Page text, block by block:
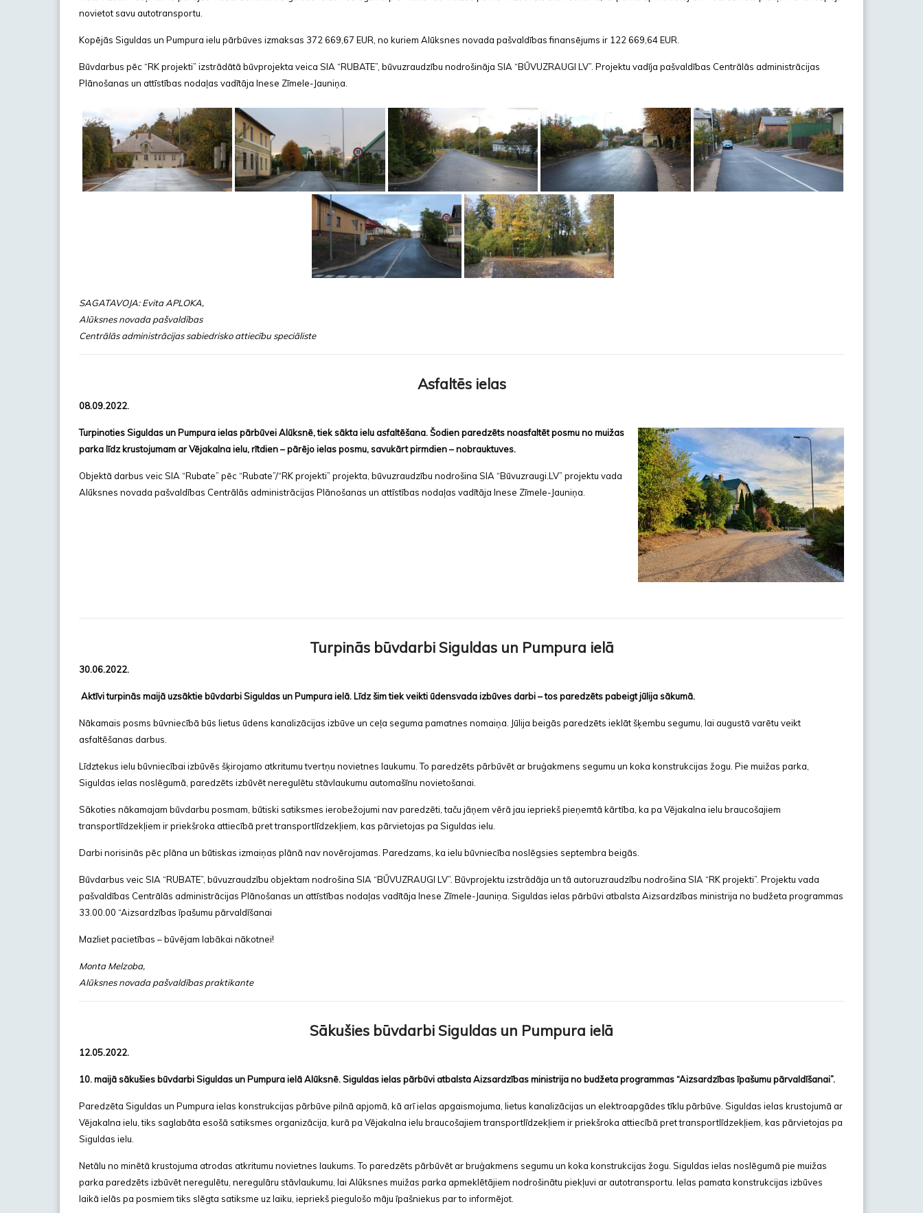
novietot savu autotransportu.
Kopējās Siguldas un Pumpura ielu pārbūves izmaksas 372 669,67 EUR, no kuriem Alūksnes novada pašvaldības finansējums ir 122 669,64 EUR.
Būvdarbus pēc “RK projekti” izstrādātā būvprojekta veica SIA “RUBATE”, būvuzraudzību nodrošināja SIA “BŪVUZRAUGI LV”. Projektu vadīja pašvaldības Centrālās administrācijas
Plānošanas un attīstības nodaļas vadītāja Inese Zīmele-Jauniņa.
SAGATAVOJA: Evita APLOKA,
Alūksnes novada pašvaldības
Centrālās administrācijas sabiedrisko attiecību speciāliste
Asfaltēs ielas
08.09.2022.
Turpinoties Siguldas un Pumpura ielas pārbūvei Alūksnē, tiek sākta ielu asfaltēšana. Šodien paredzēts noasfaltēt posmu no muižas
parka līdz krustojumam ar Vējakalna ielu, rītdien – pārējo ielas posmu, savukārt pirmdien – nobrauktuves.
Objektā darbus veic SIA “Rubate” pēc “Rubate”/“RK projekti” projekta, būvuzraudzību nodrošina SIA “Būvuzraugi.LV” projektu vada
Alūksnes novada pašvaldības Centrālās administrācijas Plānošanas un attīstības nodaļas vadītāja Inese Zīmele-Jauniņa.
Turpinās būvdarbi Siguldas un Pumpura ielā
30.06.2022.
Aktīvi turpinās maijā uzsāktie būvdarbi Siguldas un Pumpura ielā. Līdz šim tiek veikti ūdensvada izbūves darbi – tos paredzēts pabeigt jūlija sākumā.
Nākamais posms būvniecībā būs lietus ūdens kanalizācijas izbūve un ceļa seguma pamatnes nomaiņa. Jūlija beigās paredzēts ieklāt šķembu segumu, lai augustā varētu veikt
asfaltēšanas darbus.
Līdztekus ielu būvniecībai izbūvēs šķirojamo atkritumu tvertņu novietnes laukumu. To paredzēts pārbūvēt ar bruģakmens segumu un koka konstrukcijas žogu. Pie muižas parka,
Siguldas ielas noslēgumā, paredzēts izbūvēt neregulētu stāvlaukumu automašīnu novietošanai.
Sākoties nākamajam būvdarbu posmam, būtiski satiksmes ierobežojumi nav paredzēti, taču jāņem vērā jau iepriekš pieņemtā kārtība, ka pa Vējakalna ielu braucošajiem
transportlīdzekļiem ir priekšroka attiecībā pret transportlīdzekļiem, kas pārvietojas pa Siguldas ielu.
Darbi norisinās pēc plāna un būtiskas izmaiņas plānā nav novērojamas. Paredzams, ka ielu būvniecība noslēgsies septembra beigās.
Būvdarbus veic SIA “RUBATE”, būvuzraudzību objektam nodrošina SIA “BŪVUZRAUGI LV”. Būvprojektu izstrādāja un tā autoruzraudzību nodrošina SIA “RK projekti”. Projektu vada
pašvaldības Centrālās administrācijas Plānošanas un attīstības nodaļas vadītāja Inese Zīmele-Jauniņa. Siguldas ielas pārbūvi atbalsta Aizsardzības ministrija no budžeta programmas
33.00.00 “Aizsardzības īpašumu pārvaldīšanai
Mazliet pacietības – būvējam labākai nākotnei!
Monta Melzoba,
Alūksnes novada pašvaldības praktikante
Sākušies būvdarbi Siguldas un Pumpura ielā
12.05.2022.
10. maijā sākušies būvdarbi Siguldas un Pumpura ielā Alūksnē. Siguldas ielas pārbūvi atbalsta Aizsardzības ministrija no budžeta programmas “Aizsardzības īpašumu pārvaldīšanai”.
Paredzēta Siguldas un Pumpura ielas konstrukcijas pārbūve pilnā apjomā, kā arī ielas apgaismojuma, lietus kanalizācijas un elektroapgādes tīklu pārbūve. Siguldas ielas krustojumā ar
Vējakalna ielu, tiks saglabāta esošā satiksmes organizācija, kurā pa Vējakalna ielu braucošajiem transportlīdzekļiem ir priekšroka attiecībā pret transportlīdzekļiem, kas pārvietojas pa
Siguldas ielu.
Netālu no minētā krustojuma atrodas atkritumu novietnes laukums. To paredzēts pārbūvēt ar bruģakmens segumu un koka konstrukcijas žogu. Siguldas ielas noslēgumā pie muižas
parka paredzēts izbūvēt neregulētu, neregulāru stāvlaukumu, lai Alūksnes muižas parka apmeklētājiem nodrošinātu piekļuvi ar autotransportu. Ielas pamata konstrukcijas izbūves
laikā ielās pa posmiem tiks slēgta satiksme uz laiku, iepriekš piegulošo māju īpašniekus par to informējot.